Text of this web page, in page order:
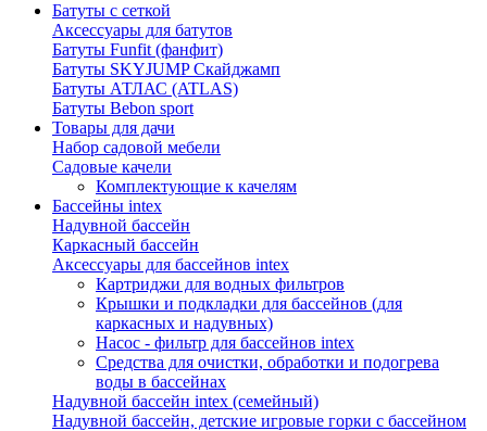
Батуты с сеткой
Аксессуары для батутов
Батуты Funfit (фанфит)
Батуты SKYJUMP Скайджамп
Батуты АТЛАС (ATLAS)
Батуты Вebon sport
Товары для дачи
Набор садовой мебели
Садовые качели
Комплектующие к качелям
Бассейны intex
Надувной бассейн
Каркасный бассейн
Аксессуары для бассейнов intex
Картриджи для водных фильтров
Крышки и подкладки для бассейнов (для
каркасных и надувных)
Насос - фильтр для бассейнов intex
Средства для очистки, обработки и подогрева
воды в бассейнах
Надувной бассейн intex (семейный)
Надувной бассейн, детские игровые горки с бассейном